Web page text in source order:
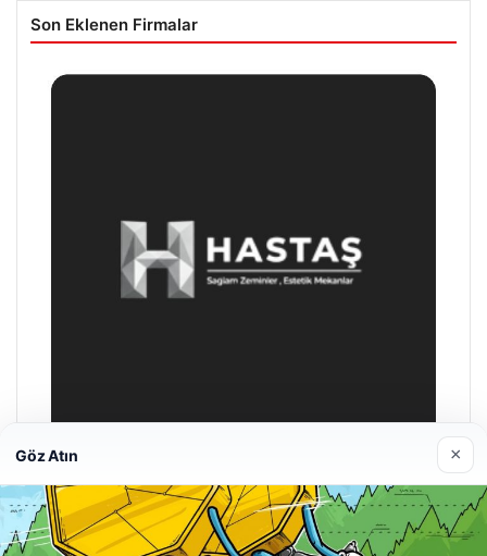
Son Eklenen Firmalar
Hastaş Beton
26/05/2026
Göz Atın ×